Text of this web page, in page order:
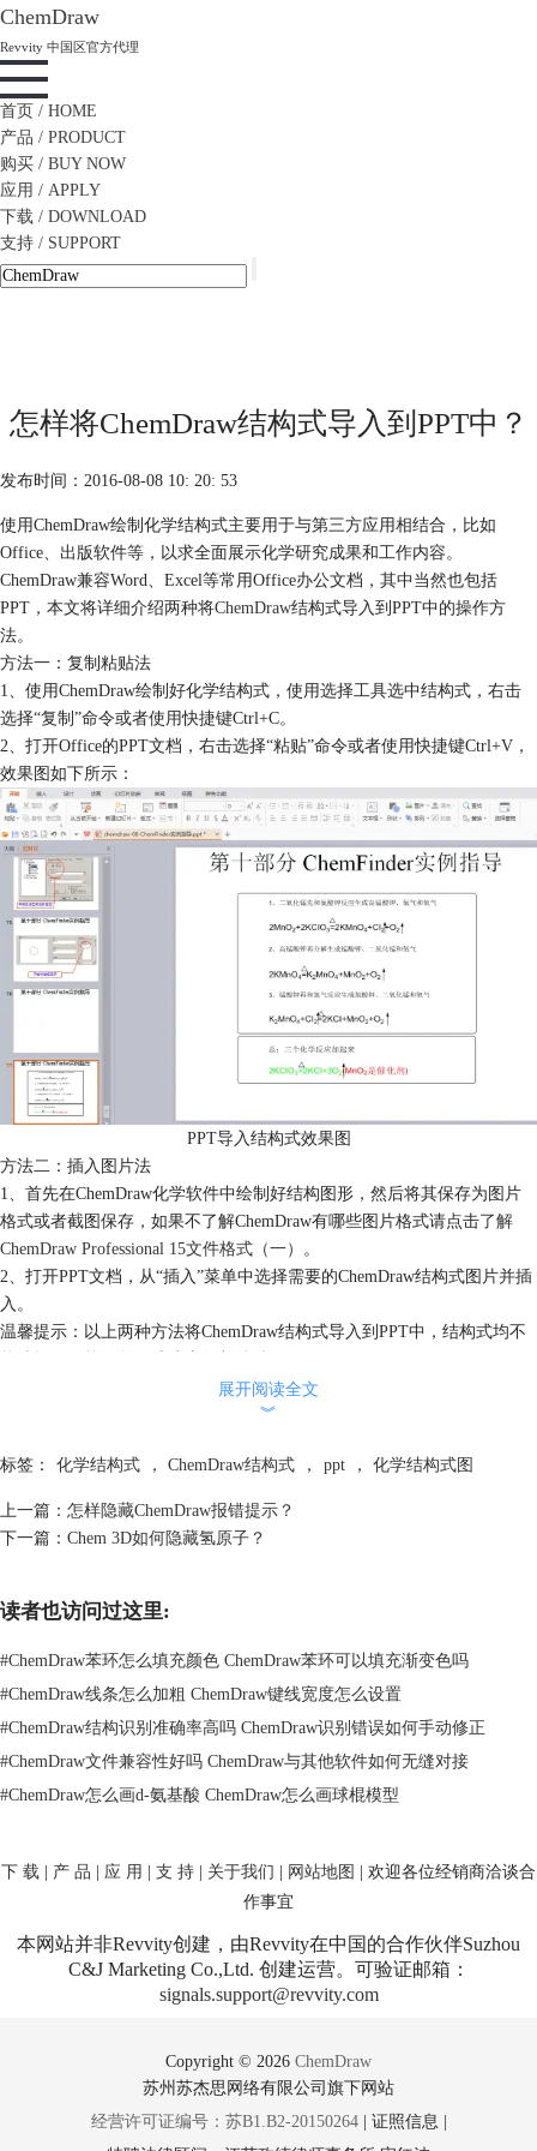
ChemDraw
Revvity 中国区官方代理
首页 / HOME
产品 / PRODUCT
购买 / BUY NOW
应用 / APPLY
下载 / DOWNLOAD
支持 / SUPPORT
怎样将ChemDraw结构式导入到PPT中？
发布时间：2016-08-08 10: 20: 53
使用ChemDraw绘制化学结构式主要用于与第三方应用相结合，比如
Office、出版软件等，以求全面展示化学研究成果和工作内容。
ChemDraw兼容Word、Excel等常用Office办公文档，其中当然也包括
PPT，本文将详细介绍两种将ChemDraw结构式导入到PPT中的操作方
法。
方法一：复制粘贴法
1、使用ChemDraw绘制好化学结构式，使用选择工具选中结构式，右击
选择“复制”命令或者使用快捷键Ctrl+C。
2、打开Office的PPT文档，右击选择“粘贴”命令或者使用快捷键Ctrl+V，
效果图如下所示：
PPT导入结构式效果图
方法二：插入图片法
1、首先在ChemDraw化学软件中绘制好结构图形，然后将其保存为图片
格式或者截图保存，如果不了解ChemDraw有哪些图片格式请点击了解
ChemDraw Professional 15文件格式（一）
。
2、打开PPT文档，从“插入”菜单中选择需要的ChemDraw结构式图片并插
入。
温馨提示：以上两种方法将ChemDraw结构式导入到PPT中，结构式均不
综上所述，用户若想将ChemDraw结构式导入到PPT中步骤比较简单，如
果用户不知道怎样使用ChemDraw绘化学结构式请点击
展开阅读全文
︾
标签： 化学结构式 ， ChemDraw结构式 ， ppt ， 化学结构式图
上一篇： 怎样隐藏ChemDraw报错提示？
下一篇： Chem 3D如何隐藏氢原子？
读者也访问过这里:
#ChemDraw苯环怎么填充颜色 ChemDraw苯环可以填充渐变色吗
#ChemDraw线条怎么加粗 ChemDraw键线宽度怎么设置
#ChemDraw结构识别准确率高吗 ChemDraw识别错误如何手动修正
#ChemDraw文件兼容性好吗 ChemDraw与其他软件如何无缝对接
#ChemDraw怎么画d-氨基酸 ChemDraw怎么画球棍模型
下 载 产 品 应 用 支 持 关于我们 网站地图
| 欢迎各位经销商洽谈合
作事宜
本网站并非Revvity创建，由Revvity在中国的合作伙伴Suzhou
C&J Marketing Co.,Ltd. 创建运营。可验证邮箱：
signals.support@revvity.com
Copyright © 2026 ChemDraw
苏州苏杰思网络有限公司旗下网站
经营许可证编号：苏B1.B2-20150264| 证照信息